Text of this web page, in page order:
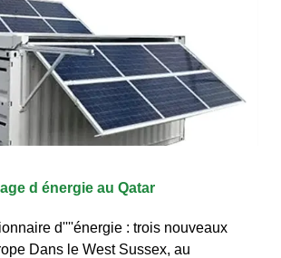
d énergie au Qatar
d''''énergie : trois nouveaux
Dans le West Sussex, au